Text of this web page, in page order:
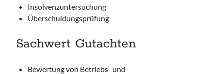
Insolvenzuntersuchung
Überschuldungsprüfung
Sachwert Gutachten
Bewertung von Betriebs- und